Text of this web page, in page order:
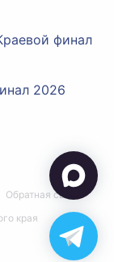
финал
2026
Обратная связь
края